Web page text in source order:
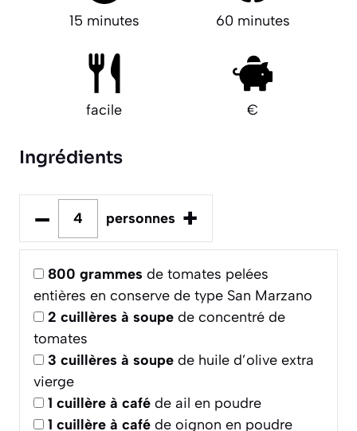
15 minutes 60 minutes
facile €
Ingrédients
– personnes +
800 grammes de tomates pelées
entières en conserve de type San Marzano
2 cuillères à soupe de concentré de
tomates
3 cuillères à soupe de huile d’olive extra
vierge
1 cuillère à café de ail en poudre
1 cuillère à café de oignon en poudre